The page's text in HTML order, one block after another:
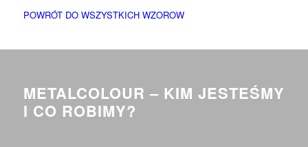
POWRÓT DO WSZYSTKICH WZOROW
METALCOLOUR – KIM JESTEŚMY
I CO ROBIMY?